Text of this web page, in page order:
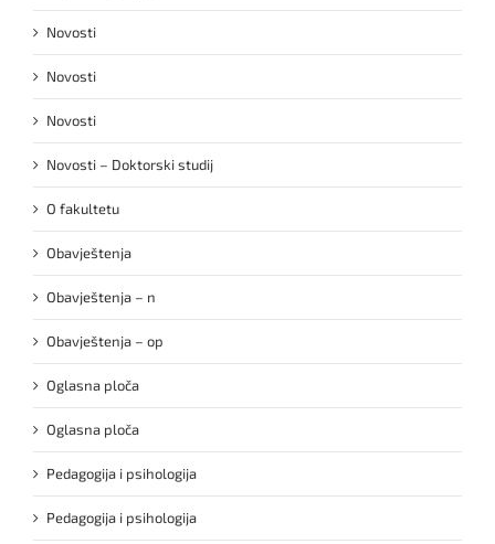
Novosti
Novosti
Novosti
Novosti – Doktorski studij
O fakultetu
Obavještenja
Obavještenja – n
Obavještenja – op
Oglasna ploča
Oglasna ploča
Pedagogija i psihologija
Pedagogija i psihologija